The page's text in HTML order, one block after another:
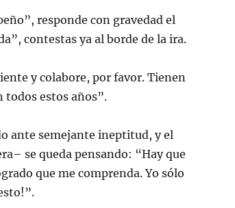
responde con gravedad el
contestas ya al borde de la ira.
y colabore, por favor. Tienen
todos estos años”.
ante semejante ineptitud, y el
se queda pensando: “Hay que
que me comprenda. Yo sólo